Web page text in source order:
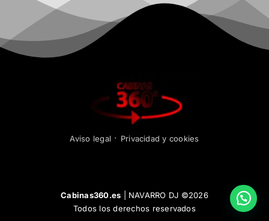
Aviso legal · Privacidad y cookies
Cabinas360.es NAVARRO DJ ©2026
Todos los derechos reservados